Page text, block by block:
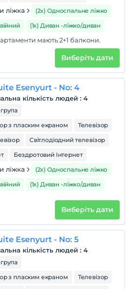
не стягується
ліжка
(2x) Односпальне ліжко
(1x) Диван -ліжко/диван
мають 2+1 балкони.
Виберіть дати
Esenyurt - No: 4
кількість людей : 4
з пласким екраном
Телевізор
Світлодіодний телевізор
Бездротовий Інтернет
ліжка
(2x) Односпальне ліжко
(1x) Диван -ліжко/диван
Виберіть дати
Esenyurt - No: 5
кількість людей : 4
з пласким екраном
Телевізор